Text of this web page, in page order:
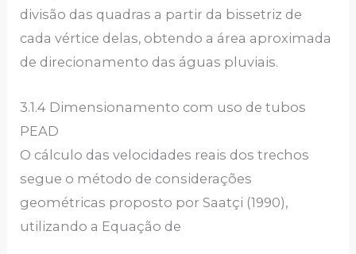
divisão das quadras a partir da bissetriz de
cada vértice delas, obtendo a área aproximada
de direcionamento das águas pluviais.
3.1.4 Dimensionamento com uso de tubos
PEAD
O cálculo das velocidades reais dos trechos
segue o método de considerações
geométricas proposto por Saatçi (1990),
utilizando a Equação de